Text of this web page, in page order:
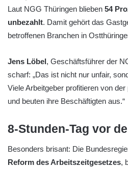
Laut NGG Thüringen blieben 54
unbezahlt. Damit gehört das
betroffenen Branchen in
Jens Löbel, Geschäftsführer der
scharf: „Das ist nicht nur unfair,
Viele Arbeitgeber profitieren von
und beuten ihre Beschäftigten aus.“
8-Stunden-Tag vor
Besonders brisant: Die
Reform des Arbeitszeitgesetzes,